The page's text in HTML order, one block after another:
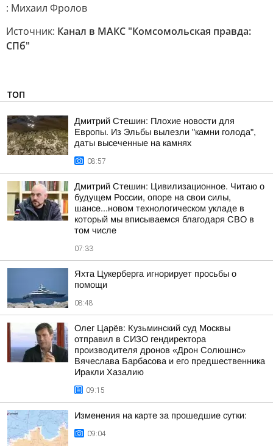
: Михаил Фролов
Источник: Канал в МАКС "Комсомольская правда:
СПб"
ТОП
Дмитрий Стешин: Плохие новости для
Европы. Из Эльбы вылезли "камни голода",
даты высеченные на камнях
08:57
Дмитрий Стешин: Цивилизационное. Читаю о
будущем России, опоре на свои силы,
шансе...новом технологическом укладе в
который мы вписываемся благодаря СВО в
том числе
07:33
Яхта Цукерберга игнорирует просьбы о
помощи
08:48
Олег Царёв: Кузьминский суд Москвы
отправил в СИЗО гендиректора
производителя дронов «Дрон Солюшнс»
Вячеслава Барбасова и его предшественника
Иракли Хазалию
09:15
Изменения на карте за прошедшие сутки:
09:04